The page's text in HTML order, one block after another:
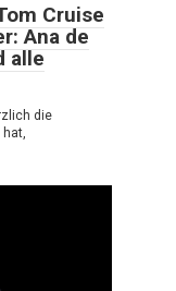
Cruise
Ana de
alle
die